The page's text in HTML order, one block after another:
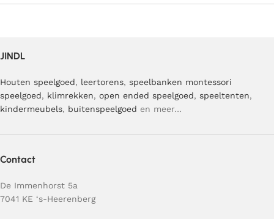
JINDL
Houten speelgoed, leertorens, speelbanken montessori
speelgoed, klimrekken, open ended speelgoed, speeltenten,
kindermeubels, buitenspeelgoed en meer…
Contact
De Immenhorst 5a
7041 KE ‘s-Heerenberg